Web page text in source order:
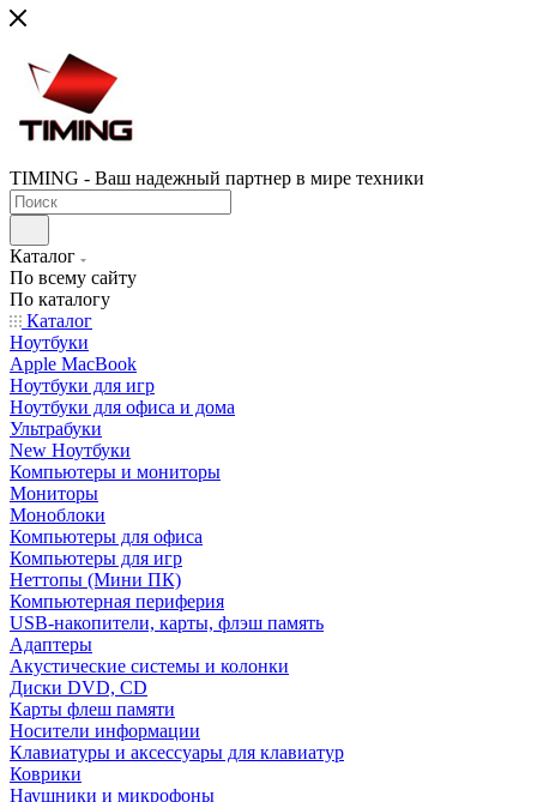
TIMING - Ваш надежный партнер в мире техники
Каталог
По всему сайту
По каталогу
Каталог
Ноутбуки
Apple MacBook
Ноутбуки для игр
Ноутбуки для офиса и дома
Ультрабуки
New Ноутбуки
Компьютеры и мониторы
Мониторы
Моноблоки
Компьютеры для офиса
Компьютеры для игр
Неттопы (Мини ПК)
Компьютерная периферия
USB-накопители, карты, флэш память
Адаптеры
Акустические системы и колонки
Диски DVD, CD
Карты флеш памяти
Носители информации
Клавиатуры и аксессуары для клавиатур
Коврики
Наушники и микрофоны